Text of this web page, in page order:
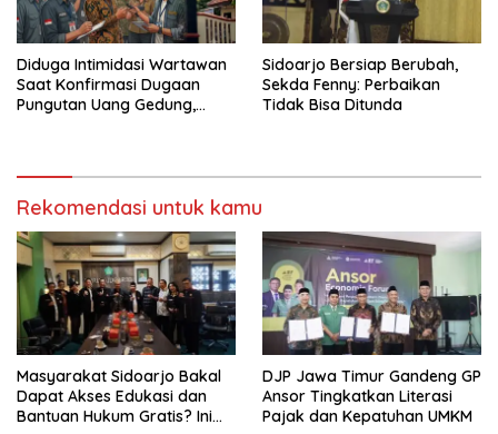
Diduga Intimidasi Wartawan
Saat Konfirmasi Dugaan
Pungutan Uang Gedung,
Sidoarjo Bersiap Berubah,
Sekda Fenny: Perbaikan
Tidak Bisa Ditunda
Rekomendasi untuk kamu
Masyarakat Sidoarjo Bakal
Dapat Akses Edukasi dan
Bantuan Hukum Gratis? Ini
DJP Jawa Timur Gandeng GP
Ansor Tingkatkan Literasi
Pajak dan Kepatuhan UMKM